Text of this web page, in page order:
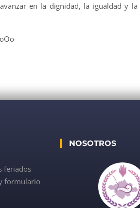
en la dignidad, la igualdad y
feriados
formulario
NOSOTROS